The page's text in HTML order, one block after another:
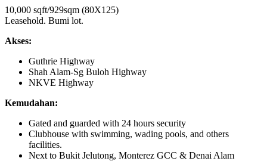
10,000 sqft/929sqm (80X125)
Leasehold. Bumi lot.
Akses:
Guthrie Highway
Shah Alam-Sg Buloh Highway
NKVE Highway
Kemudahan:
Gated and guarded with 24 hours security
Clubhouse with swimming, wading pools, and others
facilities.
Next to Bukit Jelutong, Monterez GCC & Denai Alam